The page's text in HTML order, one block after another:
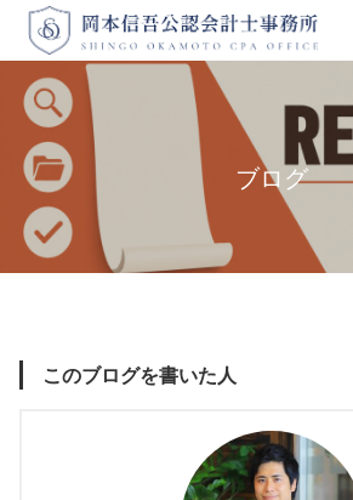
ブログ
このブログを書いた人